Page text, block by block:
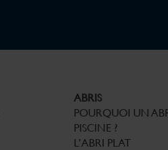
ABRIS
POURQUOI UN
PISCINE ?
L’ABRI PLAT